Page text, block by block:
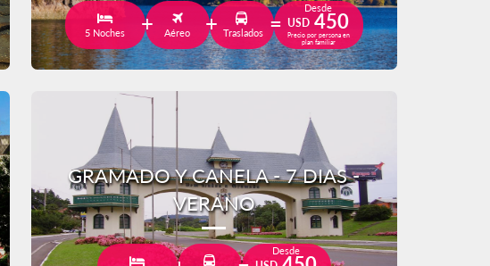
5 Noches Aéreo Traslados
Desde
USD 450
Precio por persona en
plan familiar
GRAMADO Y CANELA - 7 DIAS -
VERANO
Desde